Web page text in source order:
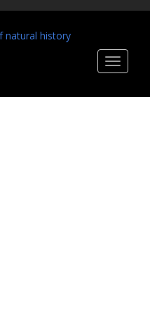
natural history
Toggle